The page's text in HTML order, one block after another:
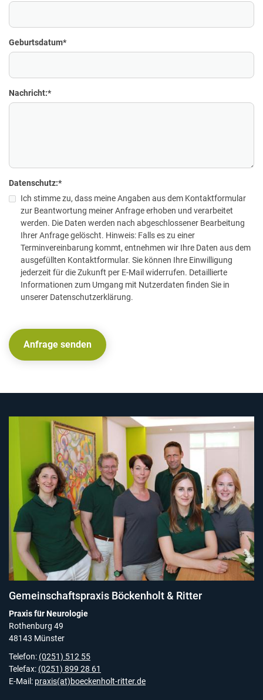
Geburtsdatum*
Nachricht:*
Datenschutz:*
Ich stimme zu, dass meine Angaben aus dem Kontaktformular
zur Beantwortung meiner Anfrage erhoben und verarbeitet
werden. Die Daten werden nach abgeschlossener Bearbeitung
Ihrer Anfrage gelöscht. Hinweis: Falls es zu einer
Terminvereinbarung kommt, entnehmen wir Ihre Daten aus dem
ausgefüllten Kontaktformular. Sie können Ihre Einwilligung
jederzeit für die Zukunft per E-Mail widerrufen. Detaillierte
Informationen zum Umgang mit Nutzerdaten finden Sie in
unserer Datenschutzerklärung.
Gemeinschaftspraxis Böckenholt & Ritter
Praxis für Neurologie
Rothenburg 49
48143 Münster
Telefon: (0251) 512 55
Telefax: (0251) 899 28 61
E-Mail: praxis(at)boeckenholt-ritter.de